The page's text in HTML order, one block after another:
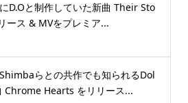
D.Oと制作していた新曲 Their Sto
ース & MVをプレミア...
らとの共作でも知られるDol
Hearts をリリース...